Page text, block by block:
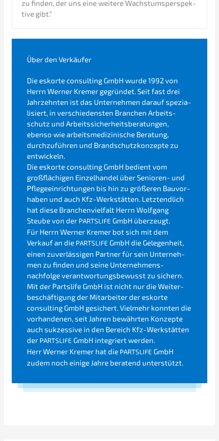
zu finden, der uns eine weite­re Wachs­tums­per­spek­
ti­ve gibt.“
Über den Verkäufer
Die eskor­te consul­ting GmbH wurde 1992 von
Herrn Werner Kremer gegrün­det. Seit fast drei
Jahrzehn­ten ist das Unter­neh­men darauf spezia­
li­siert, in verschie­dens­ten Branchen Arbeits­
schutz und Arbeits­si­cher­heits­be­ra­tun­gen,
ebenso wie arbeits­me­di­zi­ni­sche Beratung,
durch­zu­füh­ren und Brand­schutz­kon­zep­te zu
entwickeln.
Die eskor­te consul­ting GmbH bedient vom
großflä­chi­gen Einzel­han­del über Senio­ren- und
Pflege­ein­rich­tun­gen bis hin zu größe­ren Bauvor­
ha­ben und auch Kfz-Werkstät­ten. Letzt­end­lich
hat diese Branchen­viel­falt Herrn Wolfgang
Steube von der PARTSLIFE GmbH überzeugt.
Für Herrn Werner Kremer bot sich mit dem
Verkauf an die PARTSLIFE GmbH die Gelegen­heit,
einen zuver­läs­si­gen Partner für sein Unter­neh­
men zu finden und seine Unternehmens­
nachfolge verant­wor­tungs­be­wusst zu sichern.
Mit der Parts­li­fe GmbH ist nicht nur die Weiter­
be­schäf­ti­gung der Mitar­bei­ter der eskor­te
consul­ting GmbH gesichert. Vielmehr konnten die
vorhan­de­nen, seit Jahren bewähr­ten Konzep­te
auch sukzes­si­ve in den Bereich Kfz-Werkstät­ten
der PARTSLIFE GmbH integriert werden.
Herr Werner Kremer hat die PARTSLIFE GmbH
zudem noch einige Jahre beratend unterstützt.